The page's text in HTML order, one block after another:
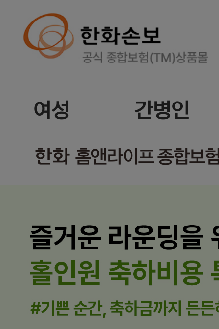
여성 간병인
한화 홈앤라이프 종합보